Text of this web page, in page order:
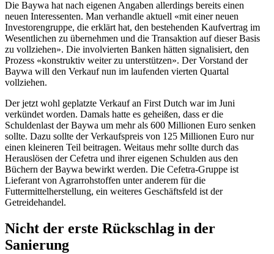
Die Baywa hat nach eigenen Angaben allerdings bereits einen
neuen Interessenten. Man verhandle aktuell «mit einer neuen
Investorengruppe, die erklärt hat, den bestehenden Kaufvertrag im
Wesentlichen zu übernehmen und die Transaktion auf dieser Basis
zu vollziehen». Die involvierten Banken hätten signalisiert, den
Prozess «konstruktiv weiter zu unterstützen». Der Vorstand der
Baywa will den Verkauf nun im laufenden vierten Quartal
vollziehen.
Der jetzt wohl geplatzte Verkauf an First Dutch war im Juni
verkündet worden. Damals hatte es geheißen, dass er die
Schuldenlast der Baywa um mehr als 600 Millionen Euro senken
sollte. Dazu sollte der Verkaufspreis von 125 Millionen Euro nur
einen kleineren Teil beitragen. Weitaus mehr sollte durch das
Herauslösen der Cefetra und ihrer eigenen Schulden aus den
Büchern der Baywa bewirkt werden. Die Cefetra-Gruppe ist
Lieferant von Agrarrohstoffen unter anderem für die
Futtermittelherstellung, ein weiteres Geschäftsfeld ist der
Getreidehandel.
Nicht der erste Rückschlag in der
Sanierung